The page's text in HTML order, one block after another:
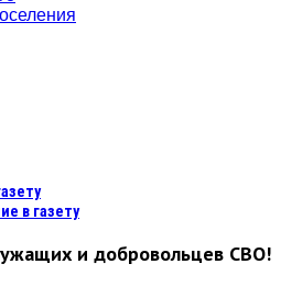
в газету
и добровольцев СВО!